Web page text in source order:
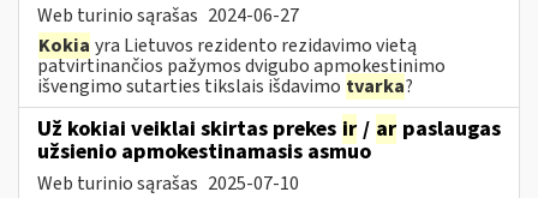
Web turinio sąrašas 2024-06-27
Kokia yra Lietuvos rezidento rezidavimo vietą
patvirtinančios pažymos dvigubo apmokestinimo
išvengimo sutarties tikslais išdavimo tvarka?
Už kokiai veiklai skirtas prekes ir / ar paslaugas
užsienio apmokestinamasis asmuo
Web turinio sąrašas 2025-07-10